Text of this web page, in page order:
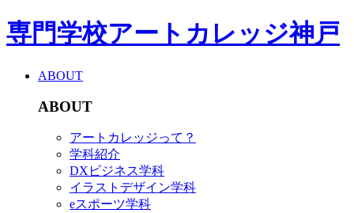
専門学校アートカレッジ神戸
ABOUT
ABOUT
アートカレッジって？
学科紹介
DXビジネス学科
イラストデザイン学科
eスポーツ学科